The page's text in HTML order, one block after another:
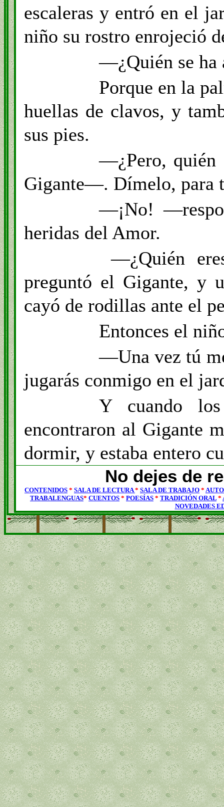
escaleras y entró en el
niño su rostro enrojeció
—¿Quién se ha
Porque en la
huellas de clavos, y
sus pies.
—¿Pero,
Gigante—. Dímelo, para
—¡No!
heridas del Amor.
—¿Quién
preguntó el Gigante, y
cayó de rodillas ante el
Entonces el
—Una vez tú
jugarás conmigo en el
Y cuando
encontraron al Gigante
dormir, y estaba entero
No dejes de
CONTENIDOS * SALA DE LECTURA* SALA DE TRABAJO *
TRABALENGUAS* CUENTOS * POESÍAS * TRADICIÓN ORAL *
NOVEDADES